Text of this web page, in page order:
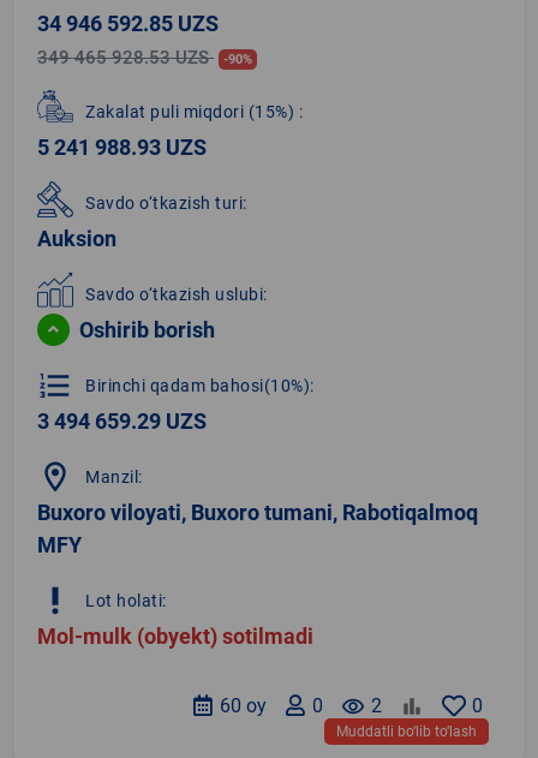
34 946 592.85 UZS
349 465 928.53 UZS -90%
Zakalat puli miqdori (15%) :
5 241 988.93 UZS
Savdo o‘tkazish turi:
Auksion
Savdo o‘tkazish uslubi:
Oshirib borish
format_list_numbered Birinchi qadam bahosi(10%):
3 494 659.29 UZS
location_on Manzil:
Buxoro viloyati, Buxoro tumani, Rabotiqalmoq
MFY
priority_high Lot holati:
Mol-mulk (obyekt) sotilmadi
0
remove_red_eye 2
0
60 oy
Muddatli bo‘lib to‘lash